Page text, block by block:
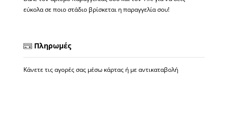
εύκολα σε ποιο στάδιο βρίσκεται η παραγγελία σου!
Πληρωμές
Κάνετε τις αγορές σας μέσω κάρτας ή με αντικαταβολή